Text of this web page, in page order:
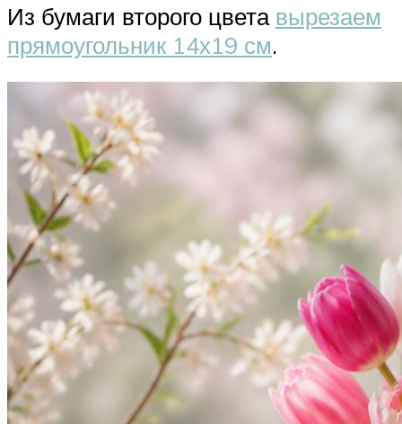
Из бумаги второго цвета вырезаем
прямоугольник 14х19 см.